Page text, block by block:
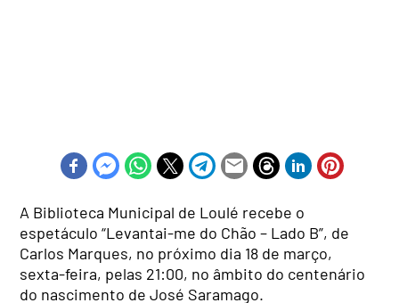
A Biblioteca Municipal de Loulé recebe o
espetáculo “Levantai-me do Chão – Lado B”, de
Carlos Marques, no próximo dia 18 de março,
sexta-feira, pelas 21:00, no âmbito do centenário
do nascimento de José Saramago.